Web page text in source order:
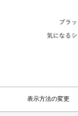
表示方法の変更